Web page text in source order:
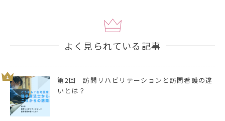
よく見られている記事
1
第2回 訪問リハビリテーションと訪問看護の違
いとは？